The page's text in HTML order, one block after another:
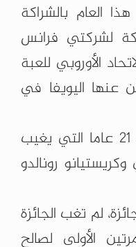
العام بالشراكة
لشركتي فرانس
الأوروبي للعبة
عنها اليويفا في
وهذه هي المرة الأولى من 21 عاما التي يغيب
رونالدو
الجائزة، لم تغب الجائزة
الأولى لصالح